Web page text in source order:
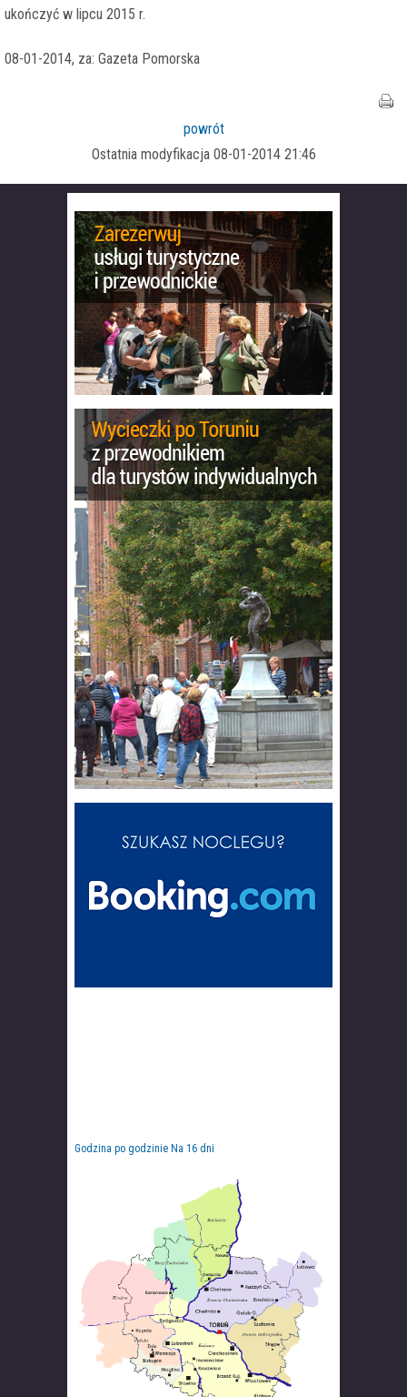
ukończyć w lipcu 2015 r.
08-01-2014, za: Gazeta Pomorska
powrót
Ostatnia modyfikacja 08-01-2014 21:46
Godzina po godzinie Na 16 dni